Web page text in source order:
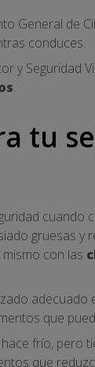
General de
conduces.
y Seguridad
.
tu
cuando
gruesas y
con las
adecuado
que
frío, pero
que